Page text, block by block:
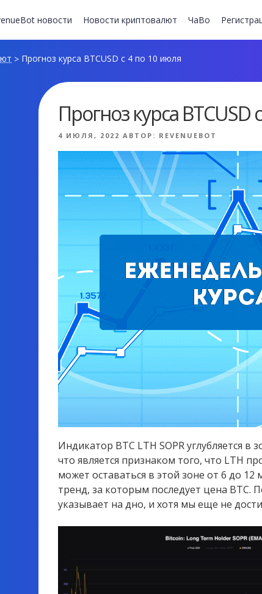
новости Новости криптовалют ЧаВо
> Прогноз курса BTCUSD с 4 по 10 июля
Прогноз курса BTCUSD
ОПУБЛИКОВАНО
4 ИЮЛЯ, 2022 АВТОР: REVENUEBOT
Индикатор BTC LTH SOPR углубляется
что является признаком того, что LTH
может оставаться в этой зоне от 6 до
тренд, за которым последует цена BTC.
указывает на дно, и хотя мы еще не